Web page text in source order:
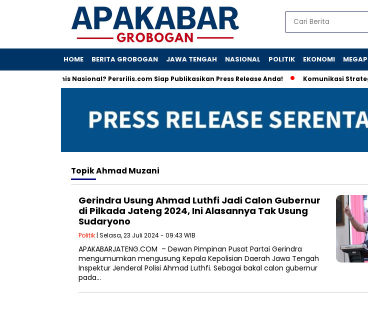
HOME BERITA GROBOGAN JAWA TENGAH NASIONAL POLITIK EKONOMI
dan Bisnis Nasional? Persrilis.com Siap Publikasikan Press Release Anda! Komunikasi Strategis
TopikAhmad Muzani
Gerindra Usung Ahmad Luthfi Jadi Calon Gubernur
di Pilkada Jateng 2024, Ini Alasannya Tak Usung
Sudaryono
Politik | Selasa, 23 Juli 2024 - 09:43 WIB
APAKABARJATENG.COM – Dewan Pimpinan Pusat Partai Gerindra
mengumumkan mengusung Kepala Kepolisian Daerah Jawa Tengah
Inspektur Jenderal Polisi Ahmad Luthfi. Sebagai bakal calon gubernur
pada…